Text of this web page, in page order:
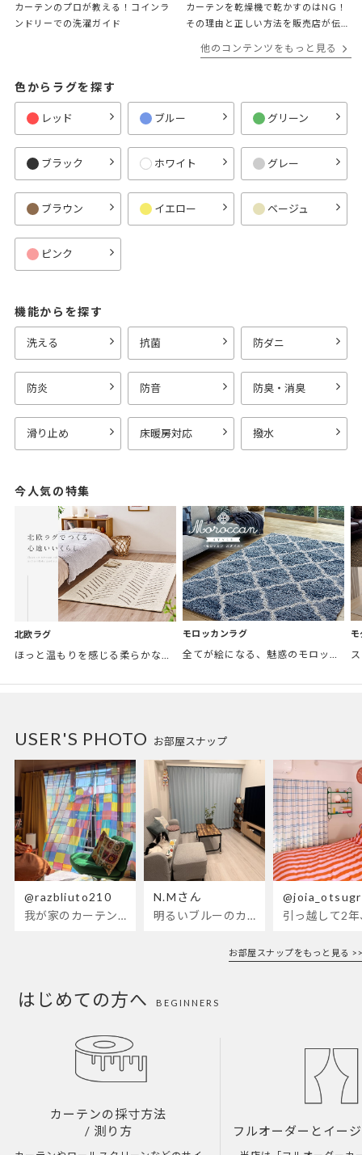
カーテンのプロが教える！コインラ
ンドリーでの洗濯ガイド
カーテンを乾燥機で乾かすのはNG！
その理由と正しい方法を販売店が伝
他のコンテンツをもっと見る
色からラグを探す
レッド ブルー グリーン
ブラック ホワイト グレー
ブラウン イエロー ベージュ
ピンク
機能からを探す
洗える 抗菌 防ダニ
防炎 防音 防臭・消臭
滑り止め 床暖房対応 撥水
今人気の特集
北欧ラグ モロッカンラグ
全てが絵になる、魅惑のモロッカンスタイル。トレンド感あふれるおしゃれな空間づくりに。
お部屋スナップ
USER'S PHOTO
@razbliuto210
我が家のカーテンが新しくなりました🌼早起きが超絶苦手な私が、思わず朝カーテンを開けて光合成するようになったステンドグラスカーテン…！
N.Mさん
明るいブルーのカーテンで、部屋全体が明るく。白を基調とした部屋にぴったりです。
お部屋スナップをもっと見る >>
はじめての方へ BEGINNERS
カーテンの採寸方法
/ 測り方
フルオーダーとイー